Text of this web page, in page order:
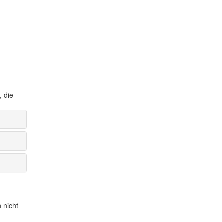
die
nicht